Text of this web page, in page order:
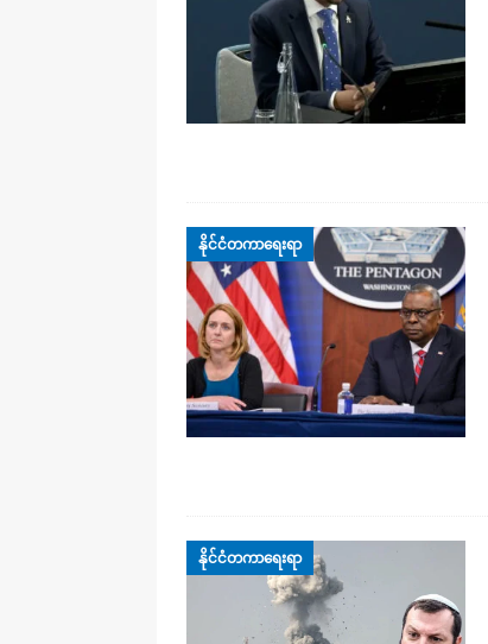
နိုင်ငံတကာရေးရာ
နိုင်ငံတကာရေးရာ